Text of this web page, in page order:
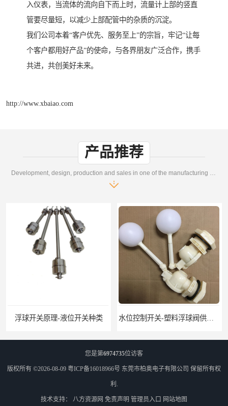
入仪表，当流体的流向自下而上时，流量计上部的竖直
管要尽量短，以减少上部配管中的杂质的沉淀。
我们公司本着“客户优先、服务至上”的宗旨，牢记“让每
个客户都用好产品”的使命，与各界朋友广泛合作，携手
共进，共创美好未来。
http://www.xbaiao.com
产品推荐
Development, design, production and sales in one of the manufacturing enterprises
浮球开关原理-液位开关种类 水位控制开关-塑料浮球阀供应-柏奥
您是第6974735位访客
版权所有 ©2026-08-09 粤ICP备16018966号 东莞市柏奥电子有限公司 保留所有权
利.
技术支持： 八方资源网 免责声明 管理员入口 网站地图